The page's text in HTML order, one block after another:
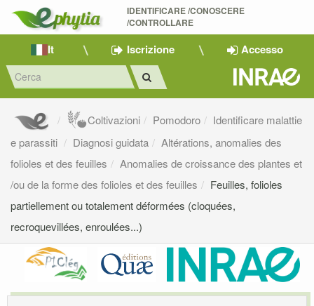
IDENTIFICARE /CONOSCERE
/CONTROLLARE
It Iscrizione Accesso
Coltivazioni Pomodoro
Identificare malattie
e parassiti
Diagnosi guidata
Altérations, anomalies des
folioles et des feuilles
Anomalies de croissance des plantes et
/ou de la forme des folioles et des feuilles
Feuilles, folioles
partiellement ou totalement déformées (cloquées,
recroquevillées, enroulées...)